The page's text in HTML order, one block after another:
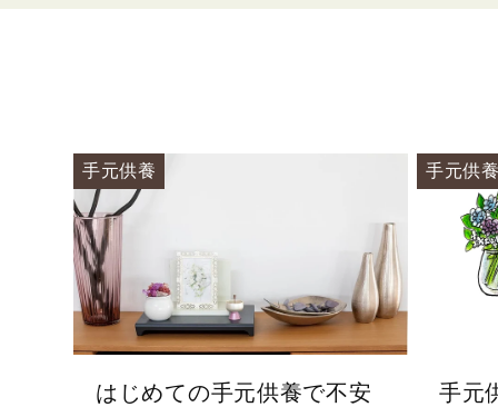
手元供養
はじめての手元供養で不安
手元供
手元